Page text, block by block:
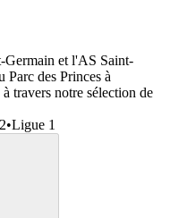
Germain et l'AS Saint-
Parc des Princes à
travers notre sélection de
•Ligue 1